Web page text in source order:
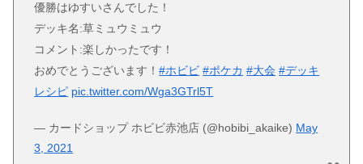
優勝はゆすいさんでした！
デッキ名:草ミュウミュウ
コメント:楽しかったです！
おめでとうございます！#ホビビ #ポケカ #大会 #デッキ
レシピ pic.twitter.com/Wga3GTrl5T
— カードショップ ホビビ赤池店 (@hobibi_akaike) May
3, 2021